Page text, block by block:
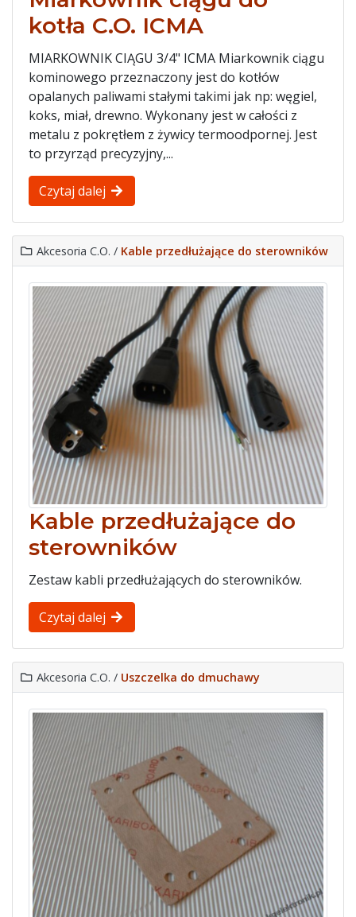
kotła C.O. ICMA
MIARKOWNIK CIĄGU 3/4" ICMA Miarkownik ciągu
kominowego przeznaczony jest do kotłów
opalanych paliwami stałymi takimi jak np: węgiel,
koks, miał, drewno. Wykonany jest w całości z
metalu z pokrętłem z żywicy termoodpornej. Jest
to przyrząd precyzyjny,...
Czytaj dalej
Akcesoria C.O. / Kable przedłużające do sterowników
Kable przedłużające do
sterowników
Zestaw kabli przedłużających do sterowników.
Czytaj dalej
Akcesoria C.O. / Uszczelka do dmuchawy